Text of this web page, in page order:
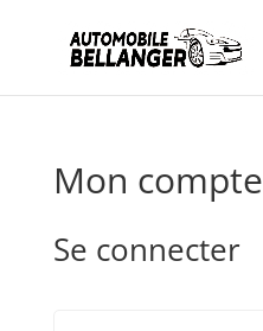
Mon compte
Se connecter